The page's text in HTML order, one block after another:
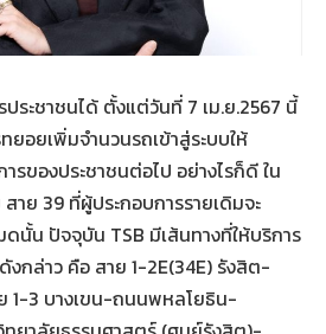
ประชาชนได้ ตั้งแต่วันที่ 7 เม.ย.2567 นี้
ยอยเพิ่มจำนวนรถเข้าสู่ระบบให้
ของประชาชนต่อไป อย่างไรก็ดี ใน
าย 39 ที่ผู้ประกอบการรายเดิมจะ
นั้น ปัจจุบัน TSB มีเส้นทางที่ให้บริการ
งกล่าว คือ สาย 1-2E(34E) รังสิต-
1-3 บางเขน-ถนนพหลโยธิน-